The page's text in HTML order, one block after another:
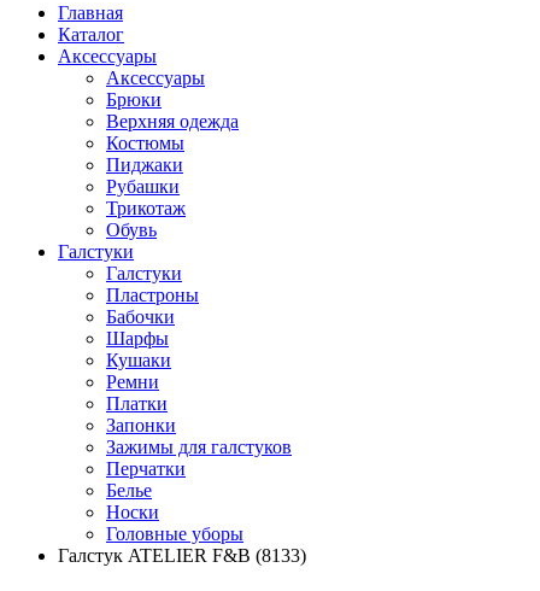
Главная
Каталог
Аксессуары
Аксессуары
Брюки
Верхняя одежда
Костюмы
Пиджаки
Рубашки
Трикотаж
Обувь
Галстуки
Галстуки
Пластроны
Бабочки
Шарфы
Кушаки
Ремни
Платки
Запонки
Зажимы для галстуков
Перчатки
Белье
Носки
Головные уборы
Галстук ATELIER F&B (8133)